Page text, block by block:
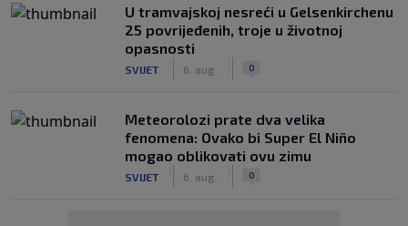
U tramvajskoj nesreći u Gelsenkirchenu
25 povrijeđenih, troje u životnoj
opasnosti
SVIJET 6. aug. 0
Meteorolozi prate dva velika
fenomena: Ovako bi Super El Niño
mogao oblikovati ovu zimu
SVIJET 6. aug. 0